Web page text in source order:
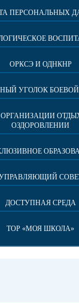
ПЕРСОНАЛЬНЫХ
ОРКСЭ И ОДНКНР
УГОЛОК
ОЗДОРОВЛЕНИИ
ДОСТУПНАЯ СРЕДА
ТОР «МОЯ ШКОЛА»